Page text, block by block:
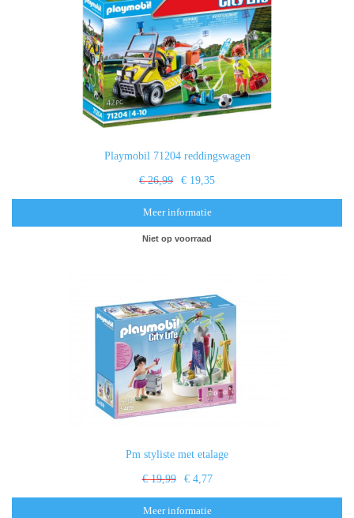
Playmobil 71204 reddingswagen
€ 26,99 € 19,35
Meer informatie
Niet op voorraad
Pm styliste met etalage
€ 19,99 € 4,77
Meer informatie